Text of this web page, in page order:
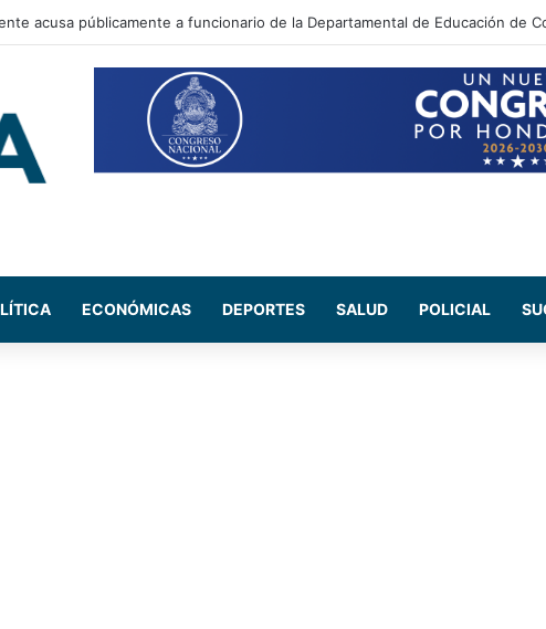
Maribel Espinoza arremete contra el expresidente Juan Orlando
ECONÓMICAS DEPORTES SALUD POLICIAL